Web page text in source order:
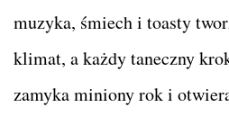
muzyka, śmiech i toasty
klimat, a każdy taneczny
zamyka miniony rok i